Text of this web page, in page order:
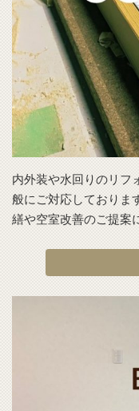
内外装や水回りのリフ
般にご対応しておりま
繕や空室改善のご提案